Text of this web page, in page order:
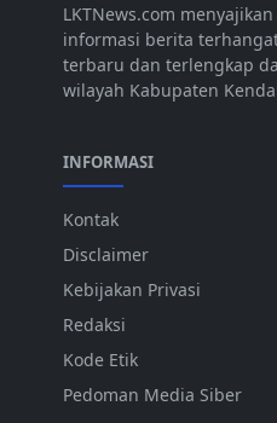
LKTNews.com
informasi berita
terbaru dan terlengkap
wilayah Kabupaten
INFORMASI
Kontak
Disclaimer
Kebijakan Privasi
Redaksi
Kode Etik
Pedoman Media Siber